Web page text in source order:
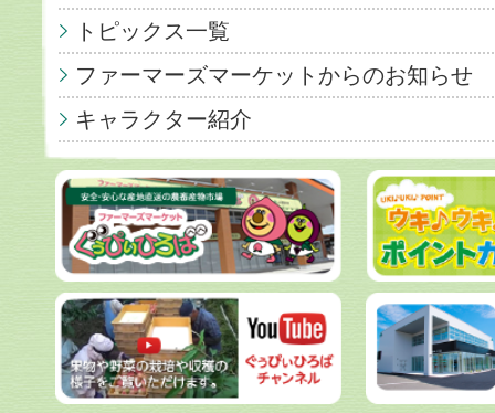
トピックス一覧
ファーマーズマーケットからのお知らせ
キャラクター紹介